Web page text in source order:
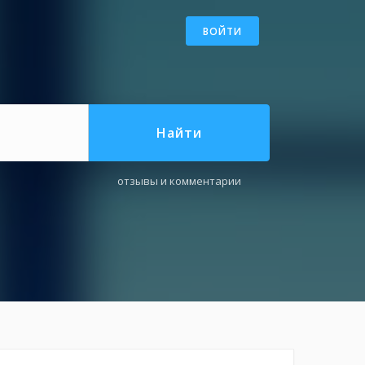
ВОЙТИ
Найти
отзывы и комментарии